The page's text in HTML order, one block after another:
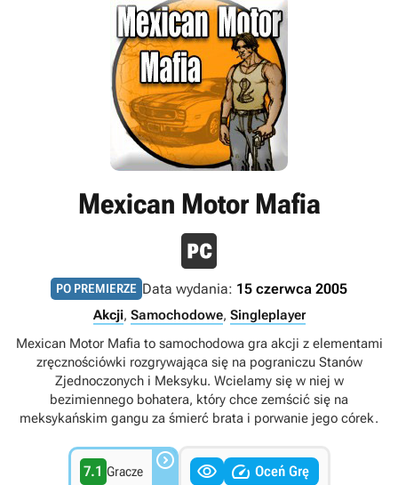
Mexican Motor Mafia
PO PREMIERZE Data wydania: 15 czerwca 2005
Akcji, Samochodowe, Singleplayer
Mexican Motor Mafia to samochodowa gra akcji z elementami
zręcznościówki rozgrywająca się na pograniczu Stanów
Zjednoczonych i Meksyku. Wcielamy się w niej w
bezimiennego bohatera, który chce zemścić się na
meksykańskim gangu za śmierć brata i porwanie jego córek.
7.1 Gracze    Oceń Grę